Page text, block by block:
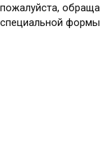
пожалуйста,
специальной формы